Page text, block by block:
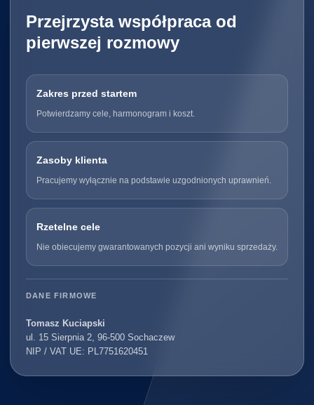
Przejrzysta współpraca od
pierwszej rozmowy
Zakres przed startem
Potwierdzamy cele, harmonogram i koszt.
Zasoby klienta
Pracujemy wyłącznie na podstawie uzgodnionych uprawnień.
Rzetelne cele
Nie obiecujemy gwarantowanych pozycji ani wyniku sprzedaży.
DANE FIRMOWE
Tomasz Kuciapski
ul. 15 Sierpnia 2, 96-500 Sochaczew
NIP / VAT UE: PL7751620451